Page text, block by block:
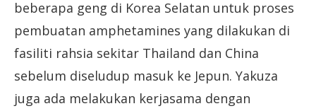
beberapa geng di Korea Selatan untuk proses
pembuatan amphetamines yang dilakukan di
fasiliti rahsia sekitar Thailand dan China
sebelum diseludup masuk ke Jepun. Yakuza
juga ada melakukan kerjasama dengan